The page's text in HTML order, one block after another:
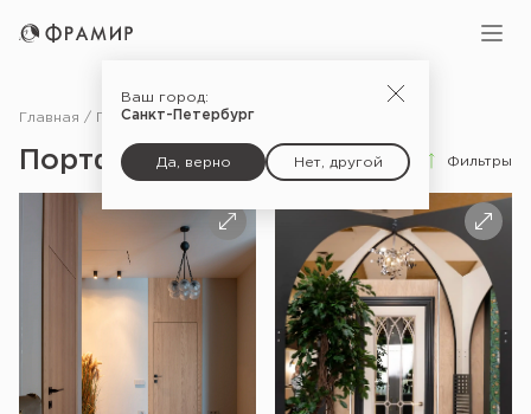
Ваш город:
Санкт-Петербург
Да, верно Нет, другой
Главная Портфолио
Портфолио Фильтры